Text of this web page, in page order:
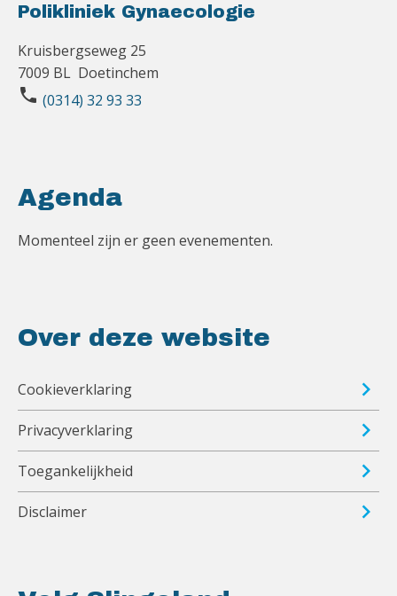
Polikliniek Gynaecologie
Kruisbergseweg 25
7009 BL Doetinchem
phone (0314) 32 93 33
Agenda
Momenteel zijn er geen evenementen.
Over deze website
Cookieverklaring
Privacyverklaring
Toegankelijkheid
Disclaimer